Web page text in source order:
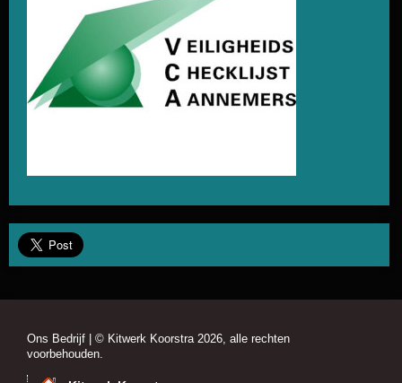
Ons Bedrijf | © Kitwerk Koorstra 2026, alle rechten
voorbehouden.